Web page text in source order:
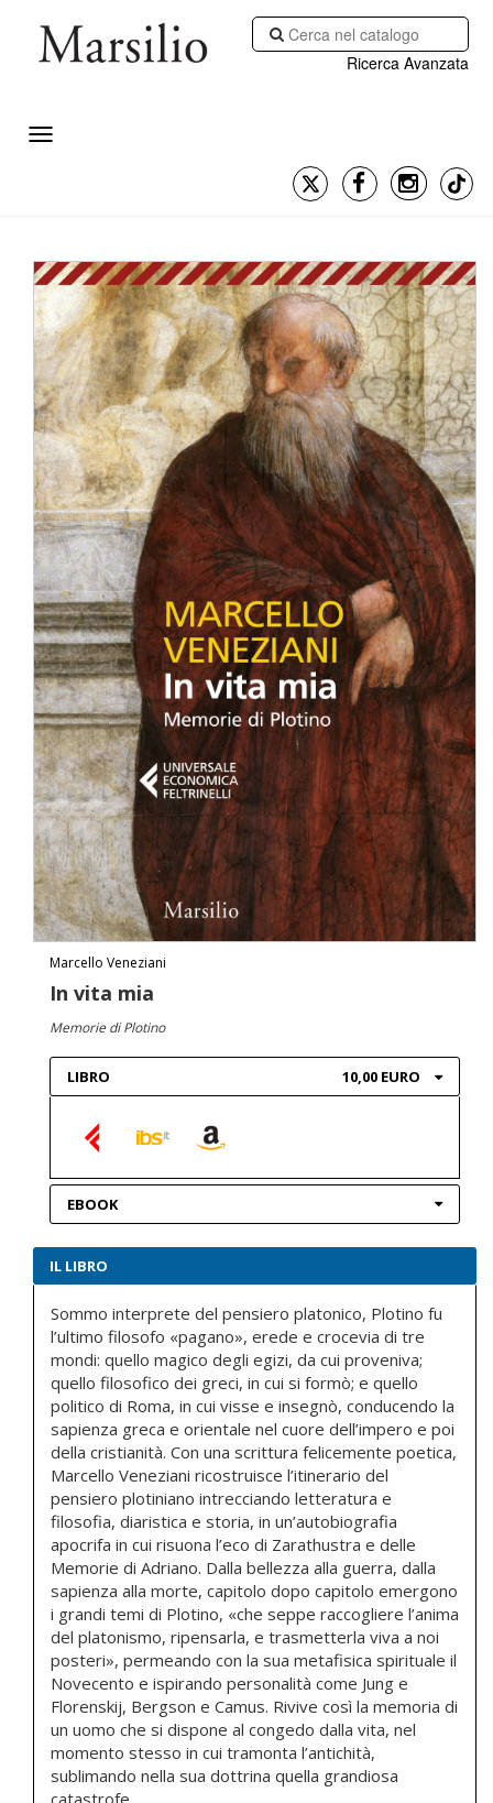
Ricerca Avanzata
Marcello Veneziani
In vita mia
Memorie di Plotino
LIBRO 10,00 EURO
EBOOK
IL LIBRO
Sommo interprete del pensiero platonico, Plotino fu
l’ultimo filosofo «pagano», erede e crocevia di tre
mondi: quello magico degli egizi, da cui proveniva;
quello filosofico dei greci, in cui si formò; e quello
politico di Roma, in cui visse e insegnò, conducendo la
sapienza greca e orientale nel cuore dell’impero e poi
della cristianità. Con una scrittura felicemente poetica,
Marcello Veneziani ricostruisce l’itinerario del
pensiero plotiniano intrecciando letteratura e
filosofia, diaristica e storia, in un’autobiografia
apocrifa in cui risuona l’eco di Zarathustra e delle
Memorie di Adriano. Dalla bellezza alla guerra, dalla
sapienza alla morte, capitolo dopo capitolo emergono
i grandi temi di Plotino, «che seppe raccogliere l’anima
del platonismo, ripensarla, e trasmetterla viva a noi
posteri», permeando con la sua metafisica spirituale il
Novecento e ispirando personalità come Jung e
Florenskij, Bergson e Camus. Rivive così la memoria di
un uomo che si dispone al congedo dalla vita, nel
momento stesso in cui tramonta l’antichità,
sublimando nella sua dottrina quella grandiosa
catastrofe.